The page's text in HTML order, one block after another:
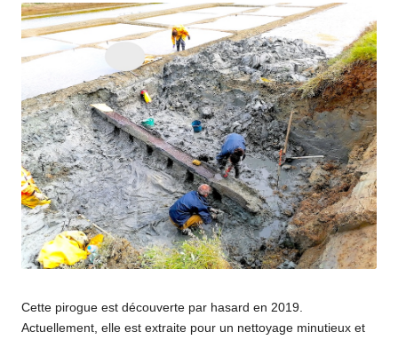
Cette pirogue est découverte par hasard en 2019.
Actuellement, elle est extraite pour un nettoyage minutieux et